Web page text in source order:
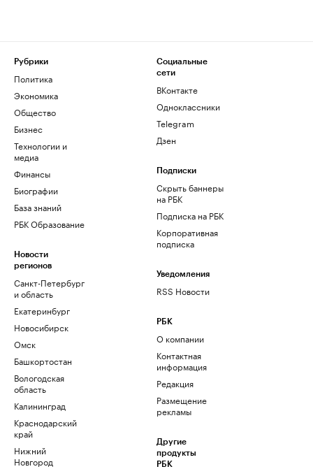
Рубрики
Политика
Экономика
Общество
Бизнес
Технологии и
медиа
Финансы
Биографии
База знаний
РБК Образование
Новости
регионов
Санкт-Петербург
и область
Екатеринбург
Новосибирск
Омск
Башкортостан
Вологодская
область
Калининград
Краснодарский
край
Нижний
Новгород
Социальные
сети
ВКонтакте
Одноклассники
Telegram
Дзен
Подписки
Скрыть баннеры
на РБК
Подписка на РБК
Корпоративная
подписка
Уведомления
RSS Новости
РБК
О компании
Контактная
информация
Редакция
Размещение
рекламы
Другие
продукты
РБК